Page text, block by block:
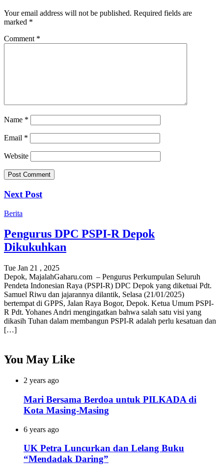
Your email address will not be published. Required fields are
marked *
Comment *
Name *
Email *
Website
Next Post
Berita
Pengurus DPC PSPI-R Depok
Dikukuhkan
Tue Jan 21 , 2025
Depok, MajalahGaharu.com – Pengurus Perkumpulan Seluruh
Pendeta Indonesian Raya (PSPI-R) DPC Depok yang diketuai Pdt.
Samuel Riwu dan jajarannya dilantik, Selasa (21/01/2025)
bertempat di GPPS, Jalan Raya Bogor, Depok. Ketua Umum PSPI-
R Pdt. Yohanes Andri mengingatkan bahwa salah satu visi yang
dikasih Tuhan dalam membangun PSPI-R adalah perlu kesatuan dan
[…]
You May Like
2 years ago
Mari Bersama Berdoa untuk PILKADA di
Kota Masing-Masing
6 years ago
UK Petra Luncurkan dan Lelang Buku
“Mendadak Daring”